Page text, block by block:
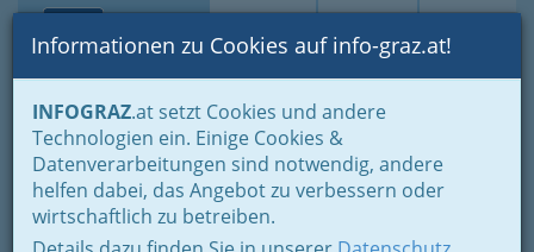
Suche Login Toggle
Informationen zu Cookies auf info-graz.at!
INFOGRAZ.at setzt Cookies und andere
Technologien ein. Einige Cookies &
Datenverarbeitungen sind notwendig, andere
helfen dabei, das Angebot zu verbessern oder
wirtschaftlich zu betreiben.
Home Fotos Festivals und Veranstaltungsreihen
The Juke Joint Royals - Jack
Rabbit Slim